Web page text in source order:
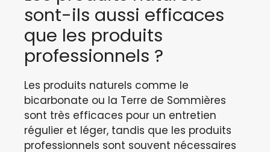
sont-ils aussi efficaces
que les produits
professionnels ?
Les produits naturels comme le
bicarbonate ou la Terre de Sommières
sont très efficaces pour un entretien
régulier et léger, tandis que les produits
professionnels sont souvent nécessaires